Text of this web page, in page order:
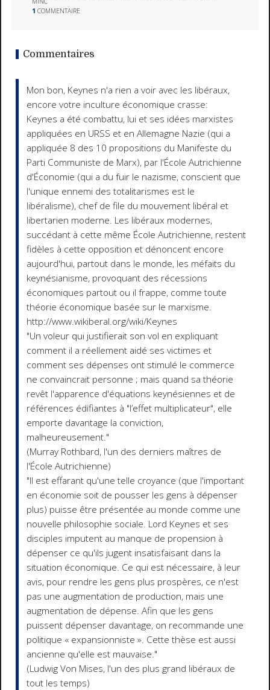
1 COMMENTAIRE
Commentaires
Mon bon, Keynes n'a rien a voir avec les libéraux,
encore votre inculture économique crasse:
Keynes a été combattu, lui et ses idées marxistes
appliquées en URSS et en Allemagne Nazie (qui a
appliquée 8 des 10 propositions du Manifeste du
Parti Communiste de Marx), par l'École Autrichienne
d'Économie (qui a du fuir le nazisme, conscient que
l'unique ennemi des totalitarismes est le
libéralisme), chef de file du mouvement libéral et
libertarien moderne. Les libéraux modernes,
succédant à cette même École Autrichienne, restent
fidèles à cette opposition et dénoncent encore
aujourd'hui, partout dans le monde, les méfaits du
keynésianisme, provoquant des récessions
économiques partout ou il frappe, comme toute
théorie économique basée sur le marxisme.
http://www.wikiberal.org/wiki/Keynes
"Un voleur qui justifierait son vol en expliquant
comment il a réellement aidé ses victimes et
comment ses dépenses ont stimulé le commerce
ne convaincrait personne ; mais quand sa théorie
revêt l'apparence d'équations keynésiennes et de
références édifiantes à "l’effet multiplicateur", elle
emporte davantage la conviction,
malheureusement."
(Murray Rothbard, l'un des derniers maîtres de
l'École Autrichienne)
"Il est effarant qu'une telle croyance (que l'important
en économie soit de pousser les gens à dépenser
plus) puisse être présentée au monde comme une
nouvelle philosophie sociale. Lord Keynes et ses
disciples imputent au manque de propension à
dépenser ce qu'ils jugent insatisfaisant dans la
situation économique. Ce qui est nécessaire, à leur
avis, pour rendre les gens plus prospères, ce n'est
pas une augmentation de production, mais une
augmentation de dépense. Afin que les gens
puissent dépenser davantage, on recommande une
politique « expansionniste ». Cette thèse est aussi
ancienne qu'elle est mauvaise."
(Ludwig Von Mises, l'un des plus grand libéraux de
tout les temps)